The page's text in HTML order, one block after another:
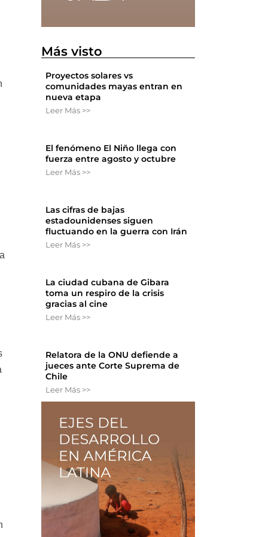
Más visto
Proyectos solares vs
comunidades mayas entran en
nueva etapa
Leer Más >>
El fenómeno El Niño llega con
fuerza entre agosto y octubre
Leer Más >>
Las cifras de bajas
estadounidenses siguen
fluctuando en la guerra con Irán
Leer Más >>
La ciudad cubana de Gibara
toma un respiro de la crisis
gracias al cine
Leer Más >>
Relatora de la ONU defiende a
jueces ante Corte Suprema de
Chile
Leer Más >>